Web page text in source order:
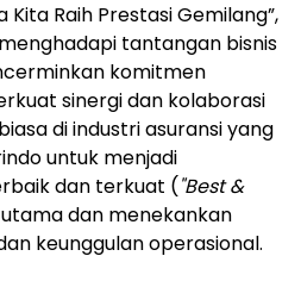
Raih Prestasi Gemilang”,
tantangan bisnis
komitmen
sinergi dan kolaborasi
di industri asuransi yang
untuk menjadi
dan terkuat ("Best &
dan menekankan
keunggulan operasional.